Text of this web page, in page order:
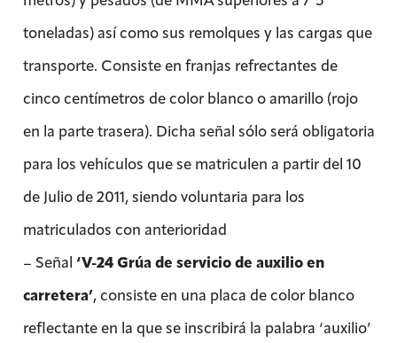
toneladas) así como sus remolques y las cargas que
transporte. Consiste en franjas refrectantes de
cinco centímetros de color blanco o amarillo (rojo
en la parte trasera). Dicha señal sólo será obligatoria
para los vehículos que se matriculen a partir del 10
de Julio de 2011, siendo voluntaria para los
matriculados con anterioridad
– Señal ‘V-24 Grúa de servicio de auxilio en
carretera’, consiste en una placa de color blanco
reflectante en la que se inscribirá la palabra ‘auxilio’